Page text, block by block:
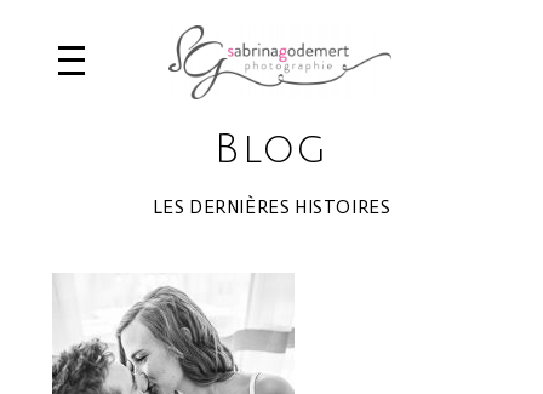
Blog
LES DERNIÈRES HISTOIRES